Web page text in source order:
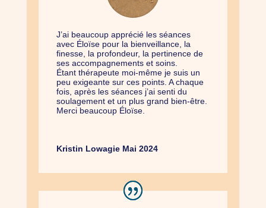
J’ai beaucoup apprécié les séances
avec Éloïse pour la bienveillance, la
finesse, la profondeur, la pertinence de
ses accompagnements et soins.
Étant thérapeute moi-même je suis un
peu exigeante sur ces points. A chaque
fois,​ après les séances j’ai senti du
soulagement et un plus grand bien-être.
Merci beaucoup Éloïse.
Kristin Lowagie Mai 2024